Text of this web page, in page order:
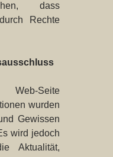
dass
Rechte
Seite
wurden
Gewissen
wird jedoch
Aktualität,